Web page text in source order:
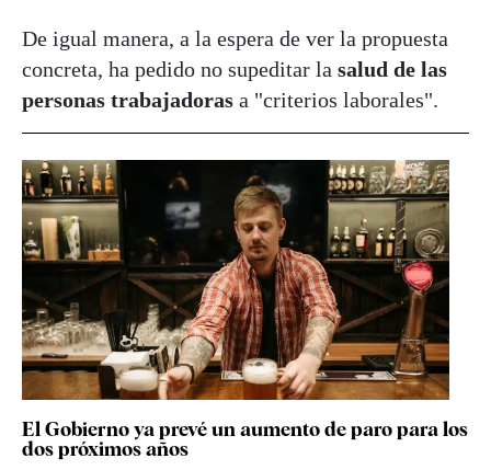
De igual manera, a la espera de ver la propuesta
concreta, ha pedido no supeditar la salud de las
personas trabajadoras a "criterios laborales".
El Gobierno ya prevé un aumento de paro para los
dos próximos años